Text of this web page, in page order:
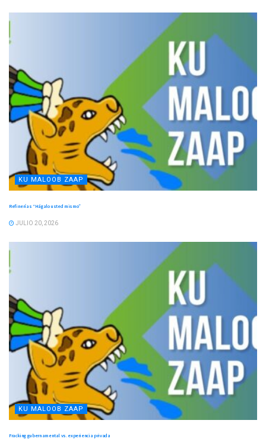
KU MALOOB ZAAP
Refinerías “Hágalo usted mismo”
JULIO 20, 2026
KU MALOOB ZAAP
Fracking gubernamental vs. experiencia privada